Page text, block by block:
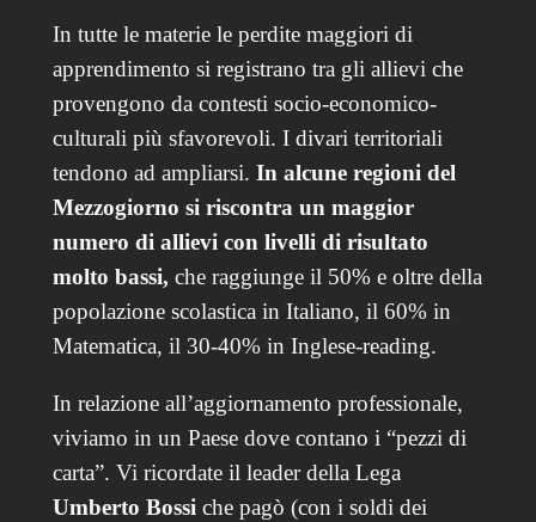
In tutte le materie le perdite maggiori di
apprendimento si registrano tra gli allievi che
provengono da contesti socio-economico-
culturali più sfavorevoli. I divari territoriali
tendono ad ampliarsi. In alcune regioni del
Mezzogiorno si riscontra un maggior
numero di allievi con livelli di risultato
molto bassi, che raggiunge il 50% e oltre della
popolazione scolastica in Italiano, il 60% in
Matematica, il 30-40% in Inglese-reading.
In relazione all’aggiornamento professionale,
viviamo in un Paese dove contano i “pezzi di
carta”. Vi ricordate il leader della Lega
Umberto Bossi che pagò (con i soldi dei